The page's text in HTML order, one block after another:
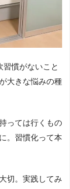
習慣がないこと
大きな悩みの種
っては行くもの
。習慣化って本
切。実践してみ